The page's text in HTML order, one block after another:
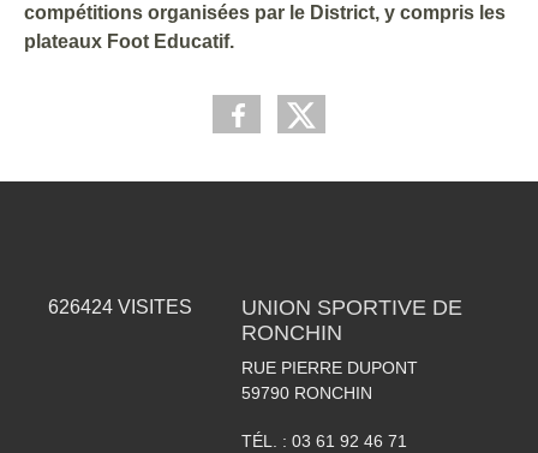
compétitions organisées par le District, y compris les
plateaux Foot Educatif.
626424 VISITES
UNION SPORTIVE DE
RONCHIN
RUE PIERRE DUPONT
59790 RONCHIN
TÉL. : 03 61 92 46 71